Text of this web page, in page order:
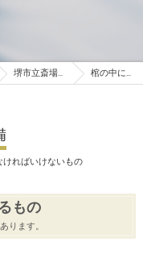
堺市立斎場 お葬式のご準備 棺の中に入れてあげる物
ればいけないもの
もの
ります。